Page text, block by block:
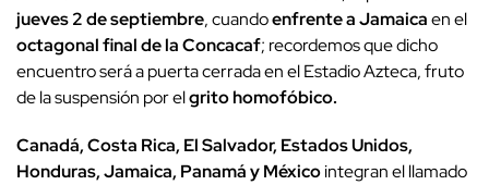
jueves 2 de septiembre, cuandoenfrente a Jamaicaen el
octagonal final de la Concacaf; recordemos que dicho
encuentro será a puerta cerrada en el Estadio Azteca, fruto
de la suspensión por elgrito homofóbico.
Canadá, Costa Rica, El Salvador, Estados Unidos,
Honduras, Jamaica, Panamá y Méxicointegran el llamado